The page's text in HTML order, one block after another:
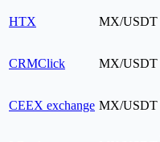
HTX MX/USDT
CRMClick MX/USDT
CEEX exchange MX/USDT